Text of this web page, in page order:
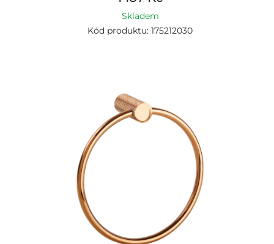
Skladem
Kód produktu: 175212030